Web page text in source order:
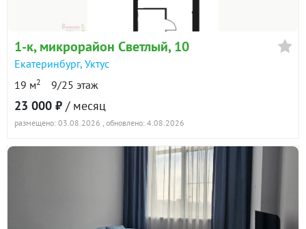
1-к, микрорайон Светлый, 10
Екатеринбург, Уктус
19 м2 9/25 этаж
23 000 ₽ / месяц
размещено: 03.08.2026 , обновлено: 4.08.2026